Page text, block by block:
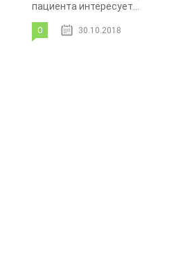
пациента интересует...
0 30.10.2018